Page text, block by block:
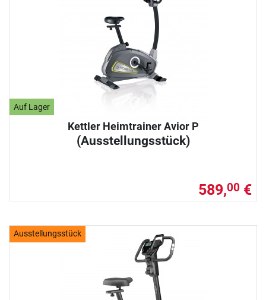
Auf Lager
Kettler Heimtrainer Avior P
(Ausstellungsstück)
589,00 €
Ausstellungsstück